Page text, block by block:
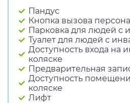
Пандус
Кнопка вызова
Парковка для людей с
Туалет для людей с
Доступность входа на
коляске
Предварительная
Доступность
коляске
Лифт